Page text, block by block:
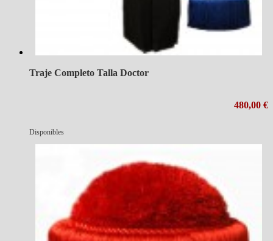
Traje Completo Talla Doctor
480,00 €
Disponibles